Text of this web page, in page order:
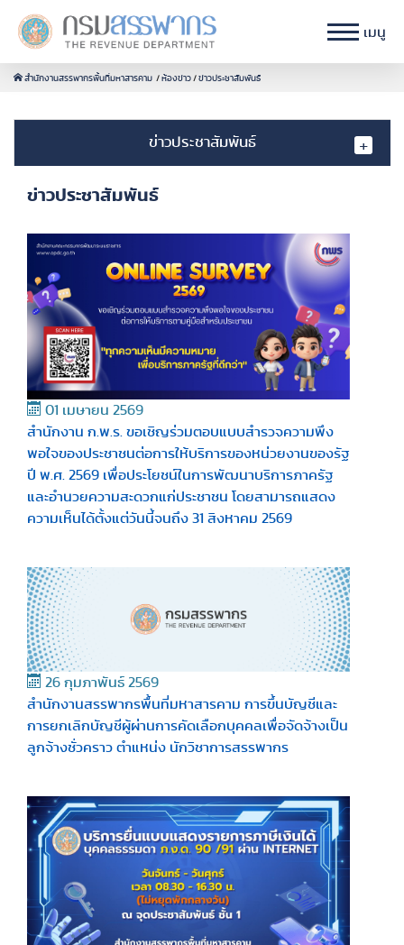
เมนู
สำนักงานสรรพากรพื้นที่มหาสารคาม ห้องข่าว ข่าวประชาสัมพันธ์
ข่าวประชาสัมพันธ์
ข่าวประชาสัมพันธ์
01 เมษายน 2569
สำนักงาน ก.พ.ร. ขอเชิญร่วมตอบแบบสำรวจความพึง
พอใจของประชาชนต่อการให้บริการของหน่วยงานของรัฐ
ปี พ.ศ. 2569 เพื่อประโยชน์ในการพัฒนาบริการภาครัฐ
และอำนวยความสะดวกแก่ประชาชน โดยสามารถแสดง
ความเห็นได้ตั้งแต่วันนี้จนถึง 31 สิงหาคม 2569
26 กุมภาพันธ์ 2569
สำนักงานสรรพากรพื้นที่มหาสารคาม การขึ้นบัญชีและ
การยกเลิกบัญชีผู้ผ่านการคัดเลือกบุคคลเพื่อจัดจ้างเป็น
ลูกจ้างชั่วคราว ตำแหน่ง นักวิชาการสรรพากร